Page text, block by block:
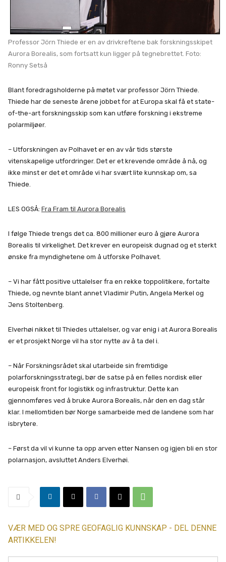
Professor Jörn Thiede er en av drivkreftene bak forskningsskipet
Aurora Borealis, som fortsatt kun ligger på tegnebrettet. Foto:
Ronny Setså
Blant foredragsholderne på møtet var professor Jörn Thiede.
Thiede har de seneste årene jobbet for at Europa skal få et state-
of-the-art forskningsskip som kan utføre forskning i ekstreme
polarmiljøer.
– Utforskningen av Polhavet er en av vår tids største
vitenskapelige utfordringer. Det er et krevende område å nå, og
ikke minst er det et område vi har svært lite kunnskap om, sa
Thiede.
LES OGSÅ: Fra Fram til Aurora Borealis
I følge Thiede trengs det ca. 800 millioner euro å gjøre Aurora
Borealis til virkelighet. Det krever en europeisk dugnad og et sterkt
ønske fra myndighetene om å utforske Polhavet.
– Vi har fått positive uttalelser fra en rekke toppolitikere, fortalte
Thiede, og nevnte blant annet Vladimir Putin, Angela Merkel og
Jens Stoltenberg.
Elverhøi nikket til Thiedes uttalelser, og var enig i at Aurora Borealis
er et prosjekt Norge vil ha stor nytte av å ta del i.
– Når Forskningsrådet skal utarbeide sin fremtidige
polarforskningsstrategi, bør de satse på en felles nordisk eller
europeisk front for logistikk og infrastruktur. Dette kan
gjennomføres ved å bruke Aurora Borealis, når den en dag står
klar. I mellomtiden bør Norge samarbeide med de landene som har
isbrytere.
– Først da vil vi kunne ta opp arven etter Nansen og igjen bli en stor
polarnasjon, avsluttet Anders Elverhøi.
VÆR MED OG SPRE GEOFAGLIG KUNNSKAP - DEL DENNE
ARTIKKELEN!